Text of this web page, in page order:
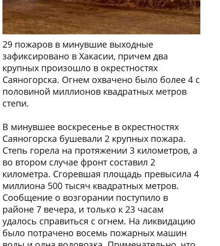
29 пожаров в минувшие выходные
зафиксировано в Хакасии, причем два
крупных произошло в окрестностях
Саяногорска. Огнем охвачено было более 4 с
половиной миллионов квадратных метров
степи.
В минувшее воскресенье в окрестностях
Саяногорска бушевали 2 крупных пожара.
Степь горела на протяжении 3 километров, а
во втором случае фронт составил 2
километра. Сгоревшая площадь превысила 4
миллиона 500 тысяч квадратных метров.
Сообщение о возгорании поступило в
районе 7 вечера, и только к 23 часам
удалось справиться с огнем. На ликвидацию
было потрачено восемь пожарных машин